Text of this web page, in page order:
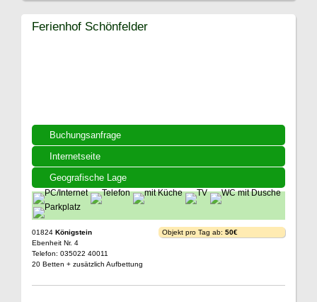
Buchungsanfrage
Internetseite
Geografische Lage
Ferienhof Schönfelder
01824 Königstein
Ebenheit Nr. 4
Telefon: 035022 40011
20 Betten + zusätzlich Aufbettung
Objekt pro Tag ab: 50€